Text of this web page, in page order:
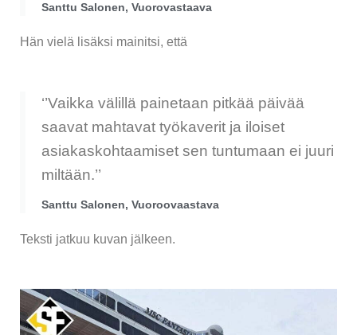
Santtu Salonen, Vuorovastaava
Hän vielä lisäksi mainitsi, että
‘’Vaikka välillä painetaan pitkää päivää
saavat mahtavat työkaverit ja iloiset
asiakaskohtaamiset sen tuntumaan ei juuri
miltään.’’
Santtu Salonen, Vuoroovaastava
Teksti jatkuu kuvan jälkeen.